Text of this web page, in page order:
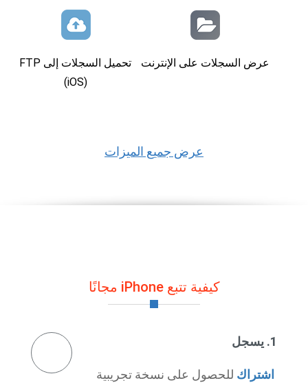
تحميل السجلات إلى FTP
(iOS)
عرض السجلات على الإنترنت
عرض جميع الميزات
كيفية تتبع iPhone مجانًا
1. يسجل
اشتراك للحصول على نسخة تجريبية